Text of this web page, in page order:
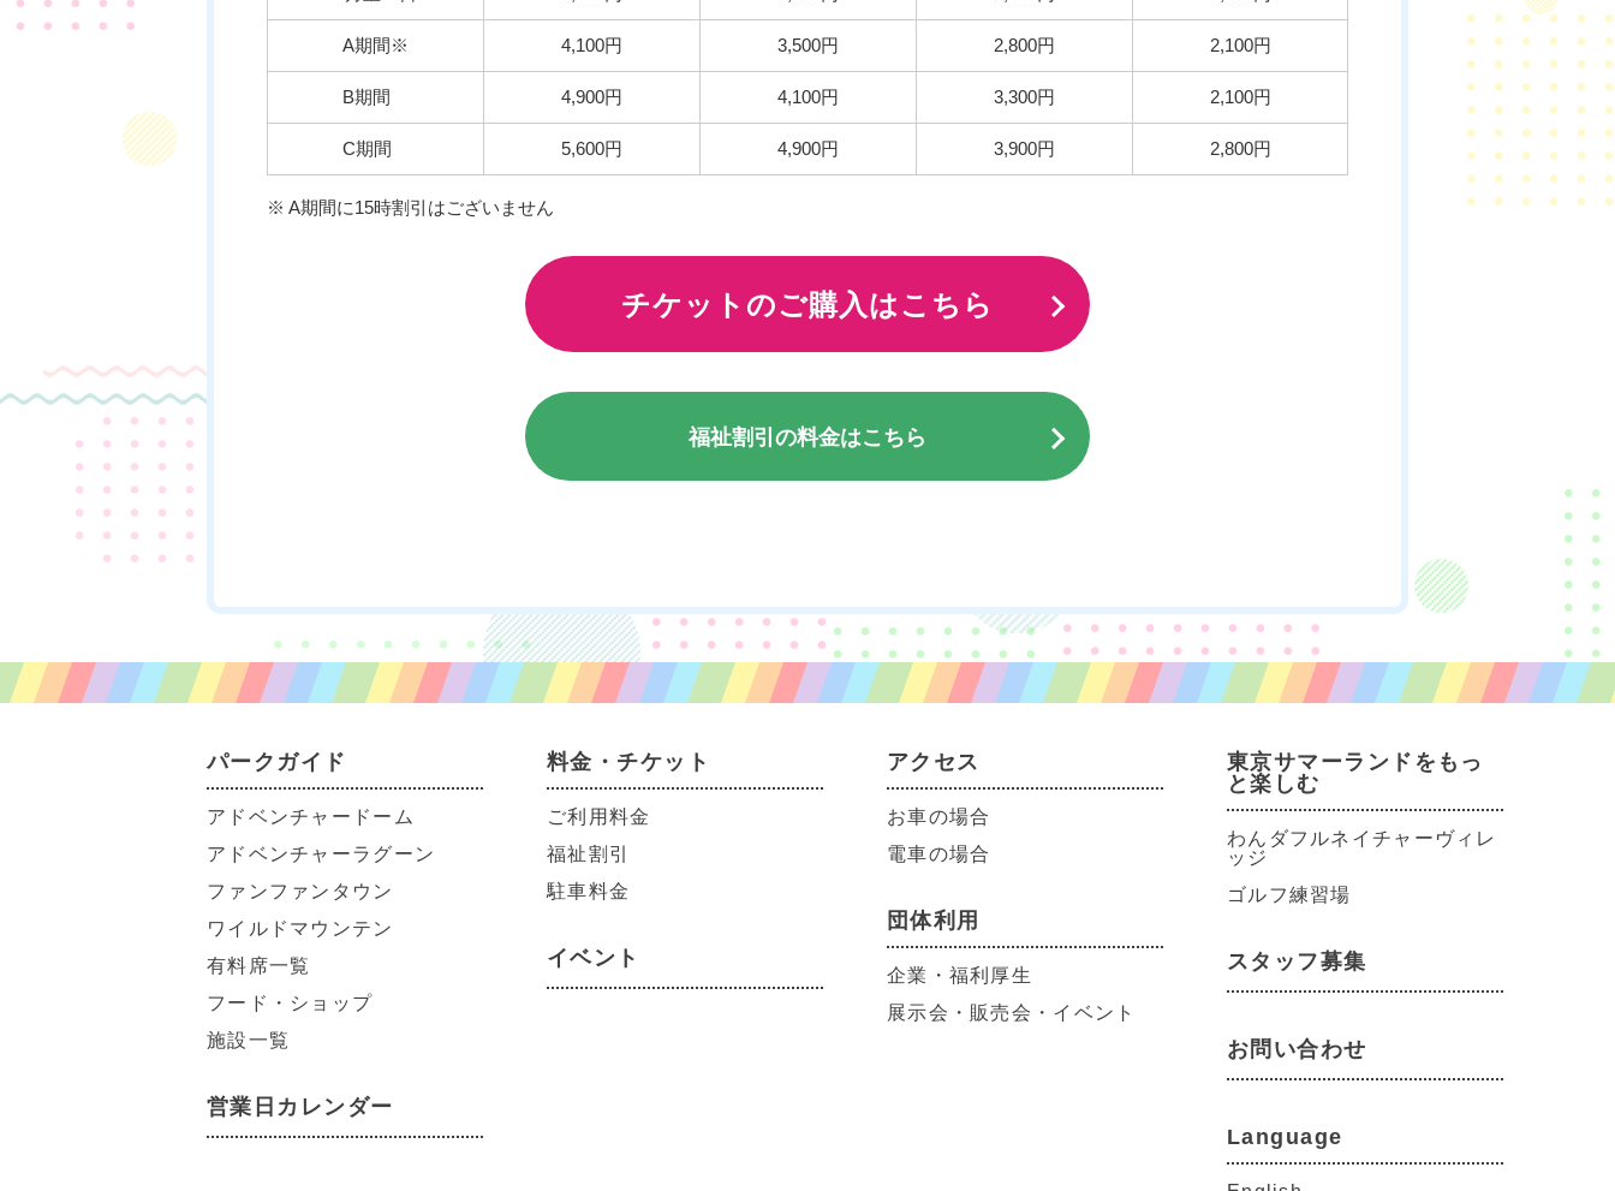
A期間※ 4,100円 3,500円 2,800円 2,100円
B期間 4,900円 4,100円 3,300円 2,100円
C期間 5,600円 4,900円 3,900円 2,800円
※ A期間に15時割引はございません
チケットのご購入はこちら
福祉割引の料金はこちら
パークガイド
アドベンチャードーム
アドベンチャーラグーン
ファンファンタウン
ワイルドマウンテン
有料席一覧
フード・ショップ
施設一覧
営業日カレンダー
料金・チケット
ご利用料金
福祉割引
駐車料金
イベント
アクセス
お車の場合
電車の場合
団体利用
企業・福利厚生
展示会・販売会・イベント
東京サマーランドをもっ
と楽しむ
わんダフルネイチャーヴィレ
ッジ
ゴルフ練習場
スタッフ募集
お問い合わせ
Language